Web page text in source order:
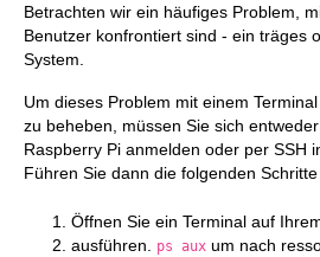
Betrachten wir ein häufiges Problem,
Benutzer konfrontiert sind - ein träges
System.
Um dieses Problem mit einem
zu beheben, müssen Sie sich
Raspberry Pi anmelden oder per SSH
Führen Sie dann die folgenden
Öffnen Sie ein Terminal auf
ausführen.
ps aux um nach